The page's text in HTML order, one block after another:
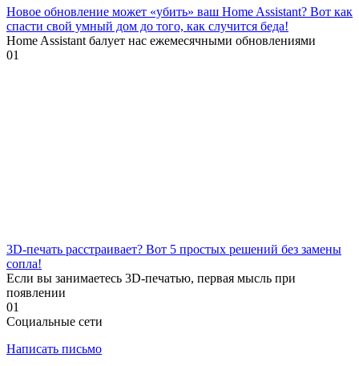
Новое обновление может «убить» ваш Home Assistant? Вот как
спасти свой умный дом до того, как случится беда!
Home Assistant балует нас ежемесячными обновлениями
01
3D-печать расстраивает? Вот 5 простых решений без замены
сопла!
Если вы занимаетесь 3D-печатью, первая мысль при
появлении
01
Социальные сети
Написать письмо